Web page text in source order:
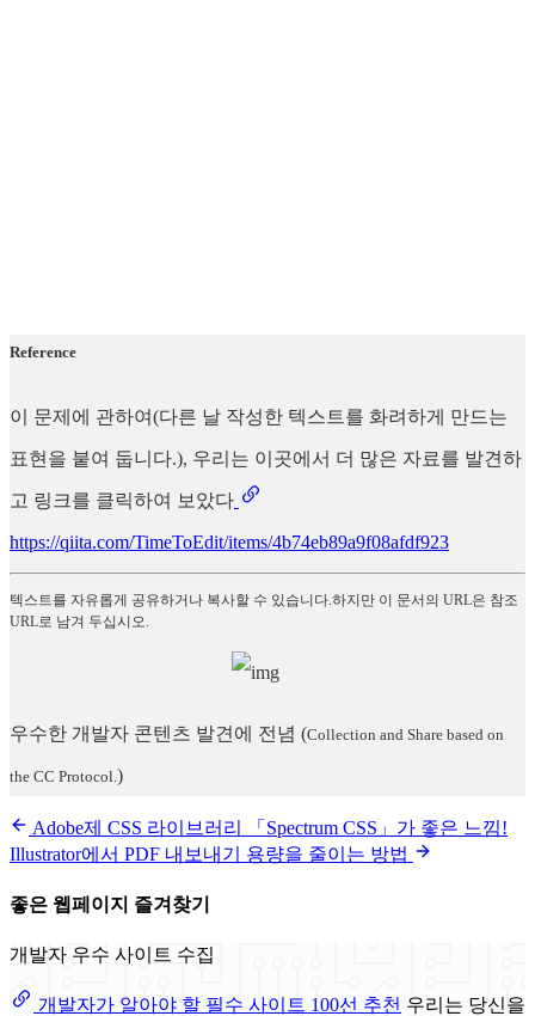
Reference
이 문제에 관하여(다른 날 작성한 텍스트를 화려하게 만드는
표현을 붙여 둡니다.), 우리는 이곳에서 더 많은 자료를 발견하
고 링크를 클릭하여 보았다
https://qiita.com/TimeToEdit/items/4b74eb89a9f08afdf923
텍스트를 자유롭게 공유하거나 복사할 수 있습니다.하지만 이 문서의 URL은 참조
URL로 남겨 두십시오.
우수한 개발자 콘텐츠 발견에 전념 (Collection and Share based on
the CC Protocol. )
Adobe제 CSS 라이브러리 「Spectrum CSS」가 좋은 느낌!
Illustrator에서 PDF 내보내기 용량을 줄이는 방법
좋은 웹페이지 즐겨찾기
개발자 우수 사이트 수집
개발자가 알아야 할 필수 사이트 100선 추천 우리는 당신을